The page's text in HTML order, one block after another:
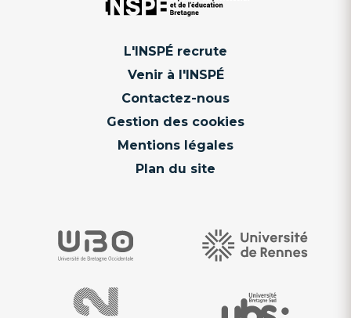
L'INSPÉ recrute
Venir à l'INSPÉ
Contactez-nous
Gestion des cookies
Mentions légales
Plan du site